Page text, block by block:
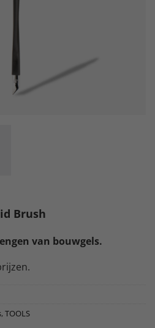
Brush
van bouwgels.
,TOOLS